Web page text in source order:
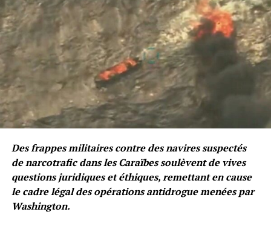
Des frappes militaires contre des navires suspectés
de narcotrafic dans les Caraïbes soulèvent de vives
questions juridiques et éthiques, remettant en cause
le cadre légal des opérations antidrogue menées par
Washington.